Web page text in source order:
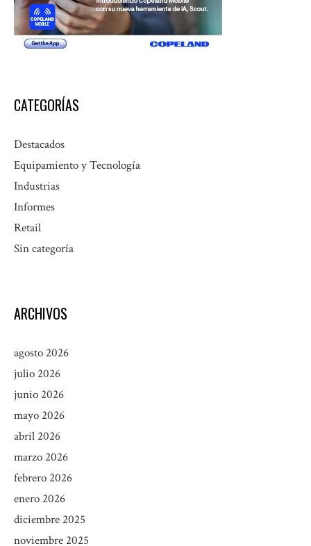
CATEGORÍAS
Destacados
Equipamiento y Tecnología
Industrias
Informes
Retail
Sin categoría
ARCHIVOS
agosto 2026
julio 2026
junio 2026
mayo 2026
abril 2026
marzo 2026
febrero 2026
enero 2026
diciembre 2025
noviembre 2025